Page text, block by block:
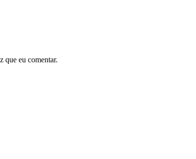
que eu comentar.